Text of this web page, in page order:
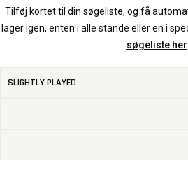
Tilføj kortet til din søgeliste, og få
lager igen, enten i alle stande eller en i
søgeliste her
SLIGHTLY PLAYED